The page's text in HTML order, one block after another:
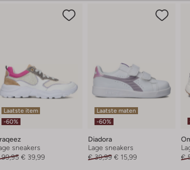
Laatste item
-60%
sneakers
€ 39,99
Laatste maten
-60%
Diadora
Lage sneakers
€ 39,99 € 15,99
€